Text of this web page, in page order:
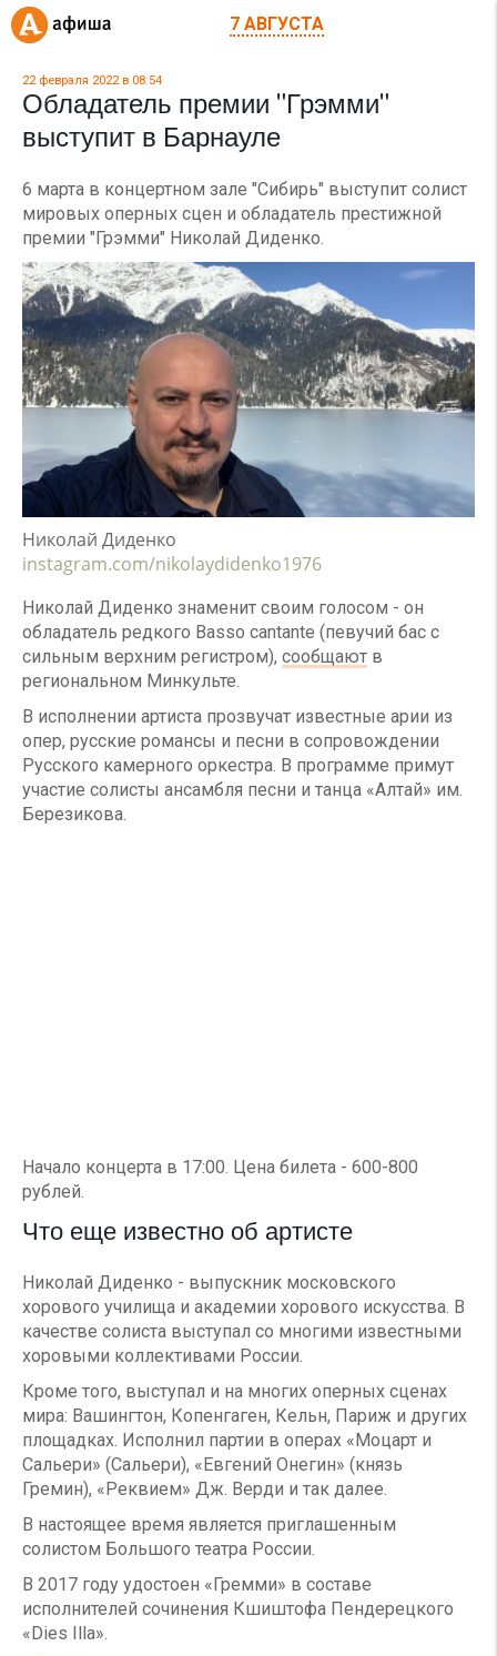
7 АВГУСТА
22 февраля 2022 в 08:54
Обладатель премии "Грэмми"
выступит в Барнауле
6 марта в концертном зале "Сибирь" выступит солист
мировых оперных сцен и обладатель престижной
премии "Грэмми" Николай Диденко.
Николай Диденко
instagram.com/nikolaydidenko1976
Николай Диденко знаменит своим голосом - он
обладатель редкого Basso cantante (певучий бас с
сильным верхним регистром), сообщают в
региональном Минкульте.
В исполнении артиста прозвучат известные арии из
опер, русские романсы и песни в сопровождении
Русского камерного оркестра. В программе примут
участие солисты ансамбля песни и танца «Алтай» им.
Березикова.
Начало концерта в 17:00. Цена билета - 600-800
рублей.
Что еще известно об артисте
Николай Диденко - выпускник московского
хорового училища и академии хорового искусства. В
качестве солиста выступал со многими известными
хоровыми коллективами России.
Кроме того, выступал и на многих оперных сценах
мира: Вашингтон, Копенгаген, Кельн, Париж и других
площадках. Исполнил партии в операх «Моцарт и
Сальери» (Сальери), «Евгений Онегин» (князь
Гремин), «Реквием» Дж. Верди и так далее.
В настоящее время является приглашенным
солистом Большого театра России.
В 2017 году удостоен «Гремми» в составе
исполнителей сочинения Кшиштофа Пендерецкого
«Dies Illa».